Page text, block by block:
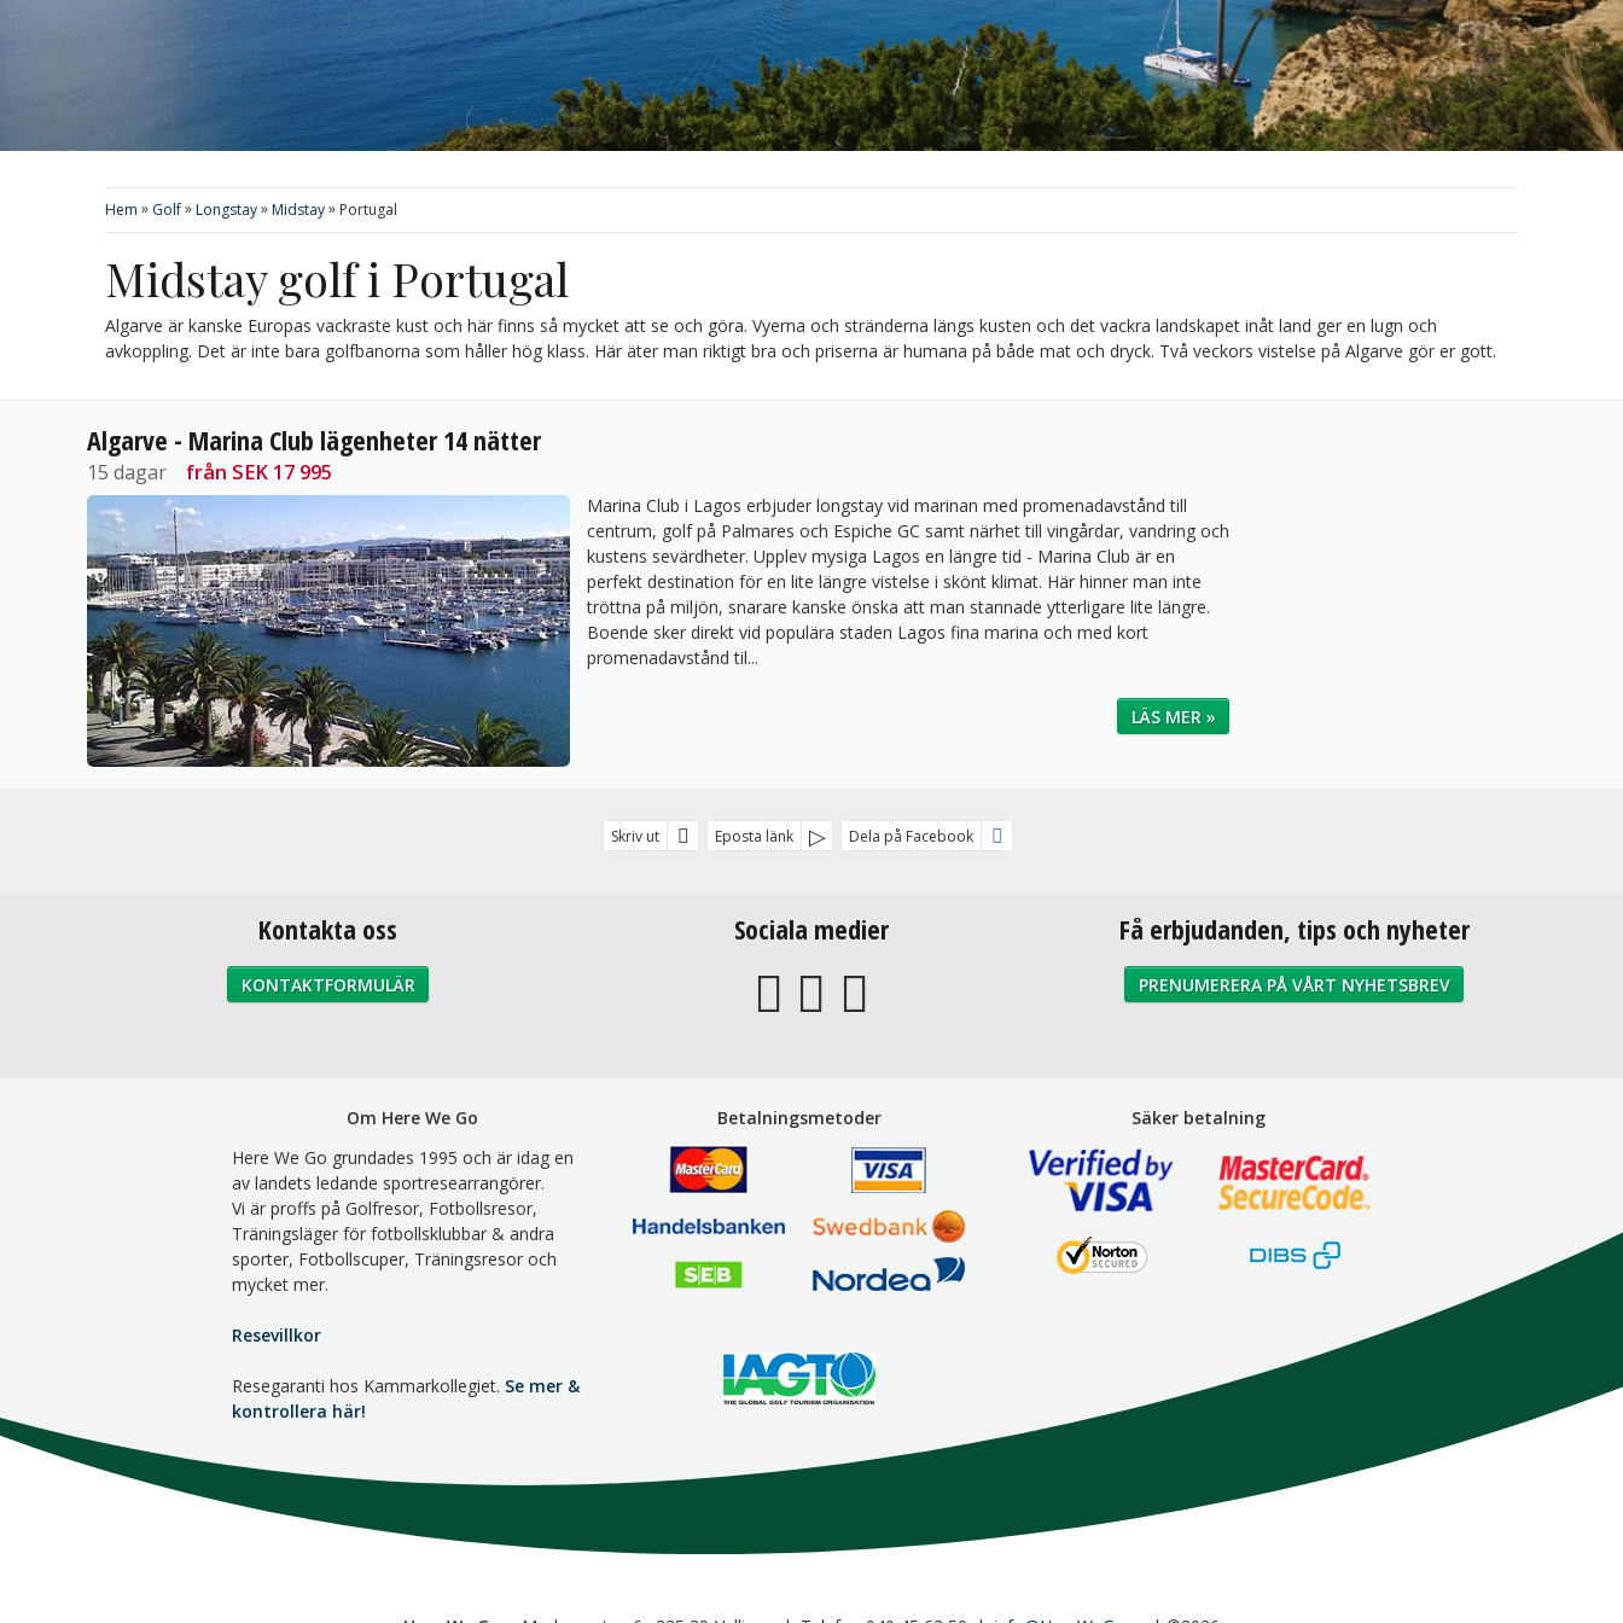
Hem » Golf»Longstay»Midstay» Portugal
Midstay golf i Portugal
Algarve är kanske Europas vackraste kust och här finns så mycket att se och göra. Vyerna och stränderna längs kusten och det vackra landskapet inåt land ger en lugn och
avkoppling. Det är inte bara golfbanorna som håller hög klass. Här äter man riktigt bra och priserna är humana på både mat och dryck. Två veckors vistelse på Algarve gör er gott.
Algarve - Marina Club lägenheter 14 nätter
15 dagar från SEK 17 995
Marina Club i Lagos erbjuder longstay vid marinan med promenadavstånd till
centrum, golf på Palmares och Espiche GC samt närhet till vingårdar, vandring och
kustens sevärdheter. Upplev mysiga Lagos en längre tid - Marina Club är en
perfekt destination för en lite längre vistelse i skönt klimat. Här hinner man inte
tröttna på miljön, snarare kanske önska att man stannade ytterligare lite längre.
Boende sker direkt vid populära staden Lagos fina marina och med kort
promenadavstånd til...
LÄS MER »
Skriv ut Eposta länk Dela på Facebook
Kontakta oss
KONTAKTFORMULÄR
Sociala medier Få erbjudanden, tips och nyheter
PRENUMERERA PÅ VÅRT NYHETSBREV
Om Here We Go
Here We Go grundades 1995 och är idag en
av landets ledande sportresearrangörer.
Vi är proffs på Golfresor, Fotbollsresor,
Träningsläger för fotbollsklubbar & andra
sporter, Fotbollscuper, Träningsresor och
mycket mer.
Resevillkor
Resegaranti hos Kammarkollegiet. Se mer &
kontrollera här!
Betalningsmetoder Säker betalning